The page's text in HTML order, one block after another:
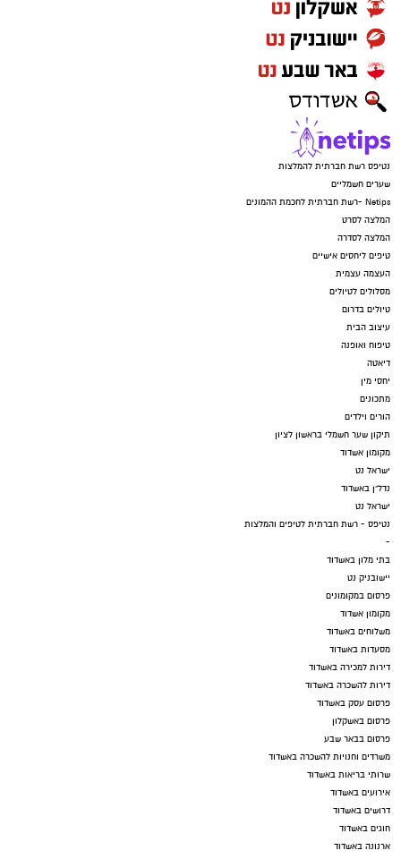
נטיפס רשת חברתית להמלצות
שערים חשמליים
Netips -רשת חברתית לחכמת ההמונים
המלצה לסרט
המלצה לסדרה
טיפים ליחסים אישיים
העצמה עצמית
מסלולים לטיולים
טיולים בדרום
עיצוב הבית
טיפוח ואופנה
דיאטה
יחסי מין
מתכונים
הורים וילדים
תיקון שער חשמלי בראשון לציון
מקומון אשדוד
ישראל נט
נדל"ן באשדוד
ישראל נט
נטיפס - רשת חברתית לטיפים והמלצות
-
בתי מלון באשדוד
יישובניק נט
פרסום במקומונים
מקומון אשדוד
משלוחים באשדוד
מסעדות באשדוד
דירות למכירה באשדוד
דירות להשכרה באשדוד
פרסום עסק באשדוד
פרסום באשקלון
פרסום בבאר שבע
משרדים וחנויות להשכרה באשדוד
שרותי בריאות באשדוד
אירועים באשדוד
דרושים באשדוד
חוגים באשדוד
ארנונה באשדוד